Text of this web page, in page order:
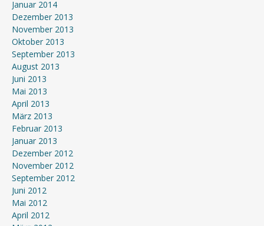
Januar 2014
Dezember 2013
November 2013
Oktober 2013
September 2013
August 2013
Juni 2013
Mai 2013
April 2013
März 2013
Februar 2013
Januar 2013
Dezember 2012
November 2012
September 2012
Juni 2012
Mai 2012
April 2012